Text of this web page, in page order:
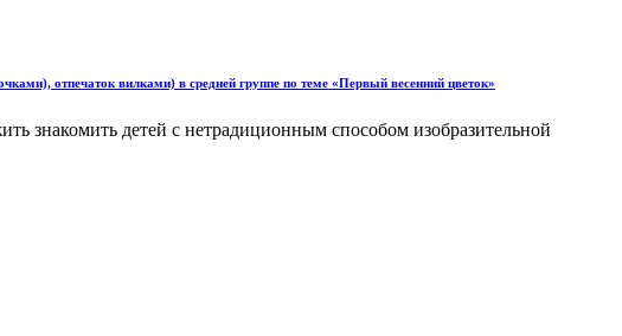
отпечаток вилками) в средней группе по теме «Первый весенний цветок»
знакомить детей с нетрадиционным способом изобразительной